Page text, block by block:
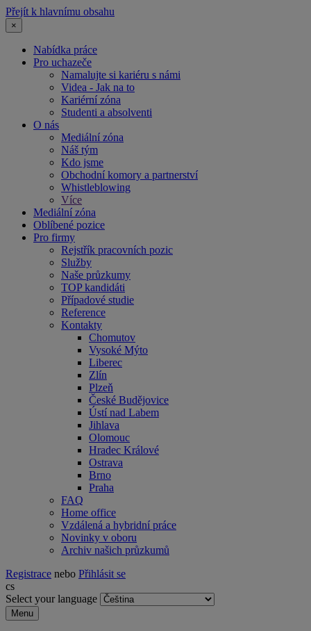
Přejít k hlavnímu obsahu
×
Nabídka práce
Pro uchazeče
Namalujte si kariéru s námi
Videa - Jak na to
Kariérní zóna
Studenti a absolventi
O nás
Mediální zóna
Náš tým
Kdo jsme
Obchodní komory a partnerství
Whistleblowing
Více
Mediální zóna
Oblíbené pozice
Pro firmy
Rejstřík pracovních pozic
Služby
Naše průzkumy
TOP kandidáti
Případové studie
Reference
Kontakty
Chomutov
Vysoké Mýto
Liberec
Zlín
Plzeň
České Budějovice
Ústí nad Labem
Jihlava
Olomouc
Hradec Králové
Ostrava
Brno
Praha
FAQ
Home office
Vzdálená a hybridní práce
Novinky v oboru
Archiv našich průzkumů
Registrace nebo Přihlásit se
cs
Select your language
Menu